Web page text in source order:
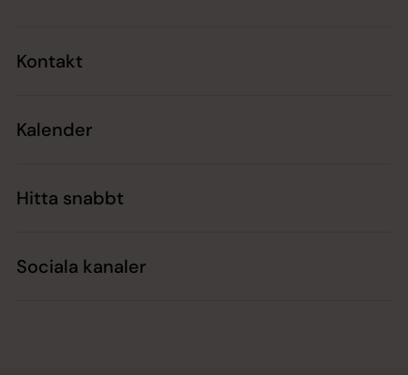
Kontakt
Kalender
Hitta snabbt
Sociala kanaler